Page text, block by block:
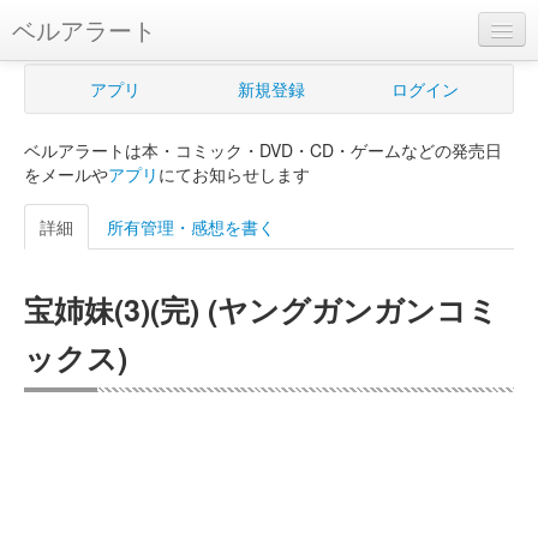
ベルアラート
ベルアラートとは
新規登録
ログイン
購入管理
Myシェルフ
アプリ 新規登録 ログイン
ベルアラートは本・コミック・DVD・CD・ゲームなどの発売日
をメールやアプリ にてお知らせします
詳細 所有管理・感想を書く
宝姉妹(3)(完) (ヤングガンガンコミ
ックス)